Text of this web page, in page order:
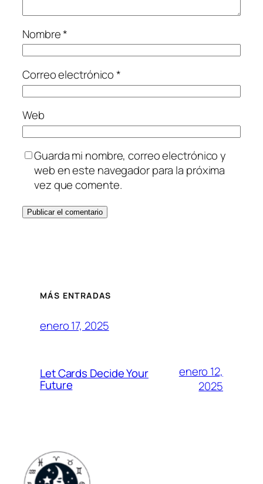
Nombre*
Correo electrónico*
Web
Guarda mi nombre, correo electrónico y
web en este navegador para la próxima
vez que comente.
MÁS ENTRADAS
enero 17, 2025
Let Cards Decide Your
Future
enero 12,
2025